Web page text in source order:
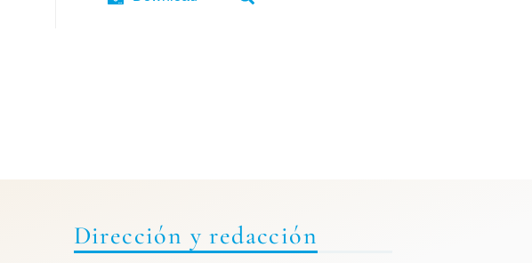
Dirección y redacción